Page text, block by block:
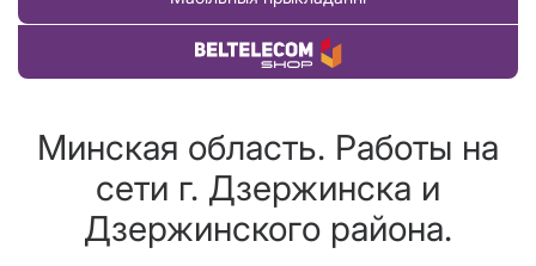
Купіць тавар
Минская область. Работы на
сети г. Дзержинска и
Дзержинского района.